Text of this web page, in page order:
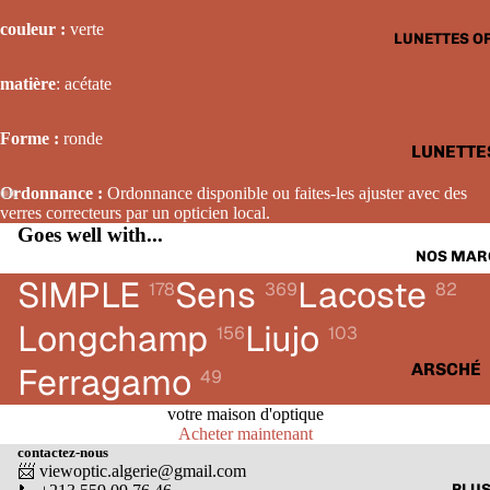
LUNETTES
HOMME
FEMME
NOS
ARSCHÉ
CARTIER
couleur : verte
matière: acétate
Forme : ronde
Ordonnance : Ordonnance disponible ou faites-les ajuster avec des
verres correcteurs par un opticien local.
Goes well with...
SIMPLE 178Sens 369Lacoste 82
Longchamp 156Liujo 103
Ferragamo 49
votre maison d'optique
Acheter maintenant
contactez-nous
📨 viewoptic.algerie@gmail.com